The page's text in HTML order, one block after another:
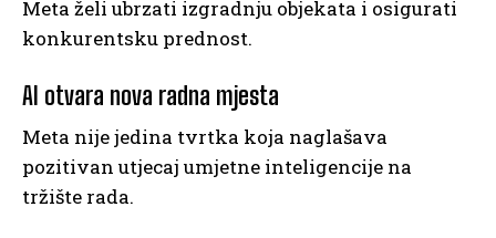
Meta želi ubrzati izgradnju objekata i osigurati
konkurentsku prednost.
AI otvara nova radna mjesta
Meta nije jedina tvrtka koja naglašava
pozitivan utjecaj umjetne inteligencije na
tržište rada.